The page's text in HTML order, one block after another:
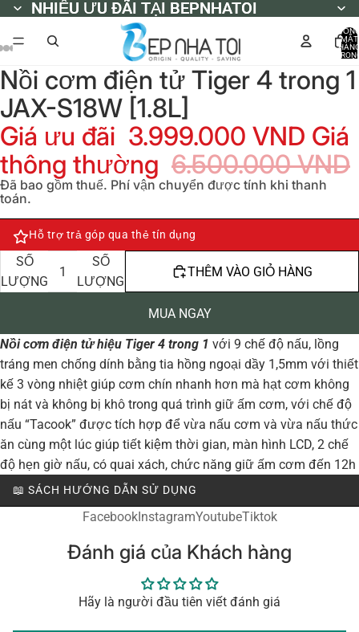
NHIỀU ƯU ĐÃI TẠI BEPNHATOI
NHIỀU ƯU ĐÃI TẠI BEPNHATOI
MẶT
0
Nồi cơm điện tử Tiger 4 trong 1
JAX-S18W [1.8L]
Giá ưu đãi 3.999.000 VND Giá
thông thường 6.500.000 VND
Đã bao gồm thuế. Phí vận chuyển được tính khi thanh
toán.
Hỗ trợ trả góp qua thẻ tín dụng
GIẢM
SỐ
LƯỢNG
TĂNG
SỐ
LƯỢNG
THÊM VÀO GIỎ HÀNG
MUA NGAY
Nồi cơm điện tử hiệu Tiger 4 trong 1 với 9 chế độ nấu, lồng
tráng men chống dính bằng tia hồng ngoại dầy 1,5mm với thiết
kế 3 vòng nhiệt giúp cơm chín nhanh hơn mà hạt cơm không
bị nát và không bị khô trong quá trình giữ ấm cơm, với chế độ
nấu “Tacook” được tích hợp để vừa nấu cơm và vừa nấu thức
ăn cùng một lúc giúp tiết kiệm thời gian, màn hình LCD, 2 chế
độ hẹn giờ nấu, có quai xách, chức năng giữ ấm cơm đến 12h
📖 SÁCH HƯỚNG DẪN SỬ DỤNG
FacebookInstagramYoutubeTiktok
Đánh giá của Khách hàng
Hãy là người đầu tiên viết đánh giá